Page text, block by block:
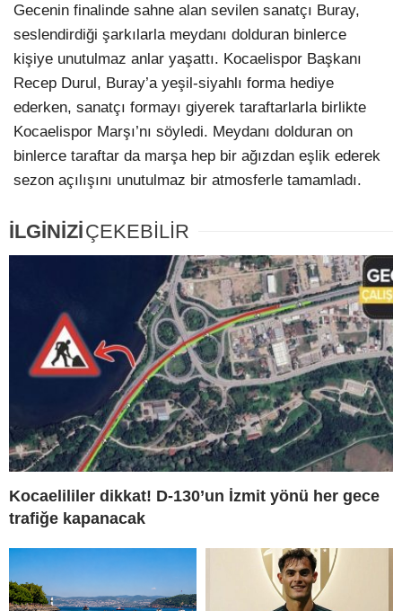
Gecenin finalinde sahne alan sevilen sanatçı Buray,
seslendirdiği şarkılarla meydanı dolduran binlerce
kişiye unutulmaz anlar yaşattı. Kocaelispor Başkanı
Recep Durul, Buray’a yeşil-siyahlı forma hediye
ederken, sanatçı formayı giyerek taraftarlarla birlikte
Kocaelispor Marşı’nı söyledi. Meydanı dolduran on
binlerce taraftar da marşa hep bir ağızdan eşlik ederek
sezon açılışını unutulmaz bir atmosferle tamamladı.
İLGİNİZİÇEKEBİLİR
Kocaelililer dikkat! D-130’un İzmit yönü her gece
trafiğe kapanacak